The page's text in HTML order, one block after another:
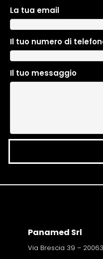
La tua email
Il tuo numero di
Il tuo messaggio
A
l
e
n
a
:
Panamed Srl
Via Brescia 39 –